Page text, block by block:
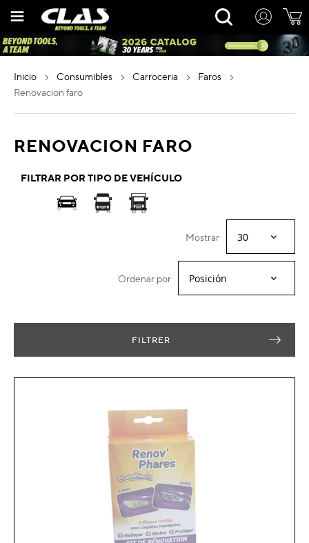
Rechercher
inicio consumibles carroceria
faros
renovacion faro
RENOVACION FARO
FILTRAR POR TIPO DE VEHÍCULO
Mostrar
Ordenar por
FILTRER